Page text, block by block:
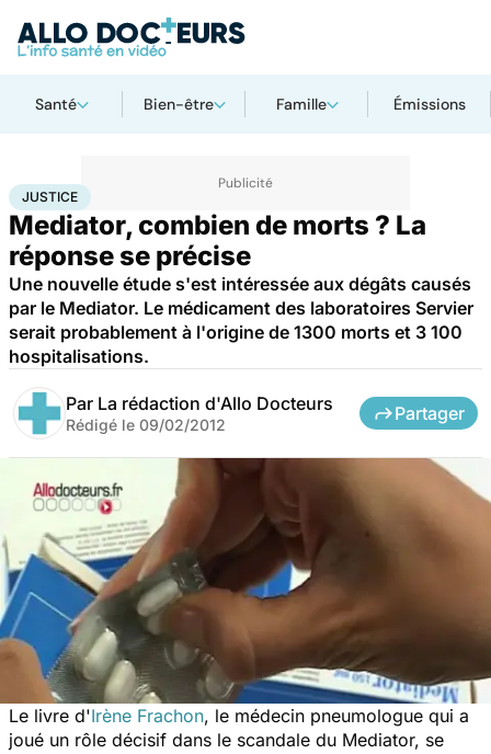
Santé Bien-être Famille Émissions
AccueilSanté Justice
JUSTICE
Mediator, combien de morts ? La
réponse se précise
Une nouvelle étude s'est intéressée aux dégâts causés
par le Mediator. Le médicament des laboratoires Servier
serait probablement à l'origine de 1300 morts et 3 100
hospitalisations.
Par La rédaction d'Allo Docteurs
Rédigé le 09/02/2012
Partager
Le livre d'Irène Frachon, le médecin pneumologue qui a
joué un rôle décisif dans le scandale du Mediator, se